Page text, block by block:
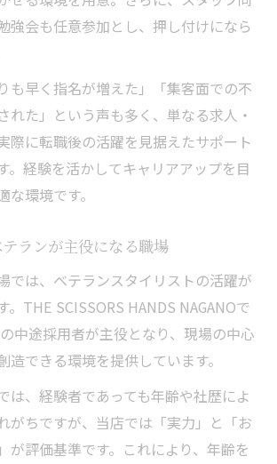
強会も任意参加とし、押し付けになら
も早く指名が増えた」「集客面での不
れた」という声も多く、単なる求人・
際に転職後の活躍を見据えたサポート
。経験を活かしてキャリアアップを目
環境です。
ランが主役になる職場
では、ベテランスタイリストの活躍が
。THE SCISSORS HANDS NAGANOで
中途採用者が主役となり、現場の中心
造できる環境を提供しています。
は、経験者であっても年齢や社歴によ
がちですが、当店では「実力」と「お
が評価基準です。これにより、年齢を